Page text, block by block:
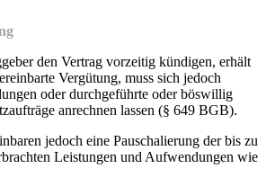
den Vertrag vorzeitig kündigen, erhält
Vergütung, muss sich jedoch
oder durchgeführte oder böswillig
anrechnen lassen (§ 649 BGB).
jedoch eine Pauschalierung der bis zu
Leistungen und Aufwendungen wie